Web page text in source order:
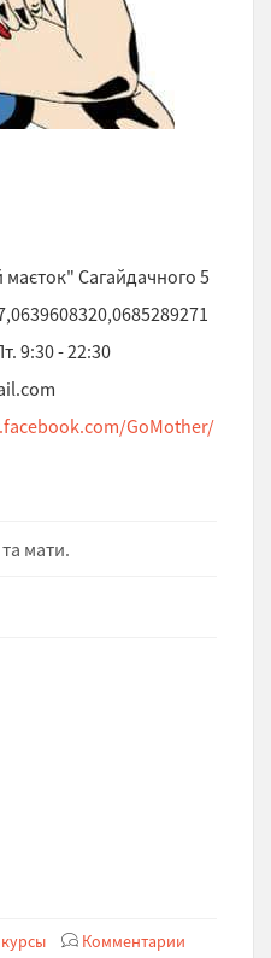
Сагайдачного 5
9:30 - 22:30
GoMother/
мати.
Комментарии